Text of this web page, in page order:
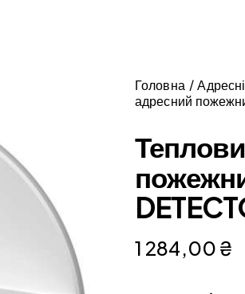
Головна
адресний
1 284,00 ₴